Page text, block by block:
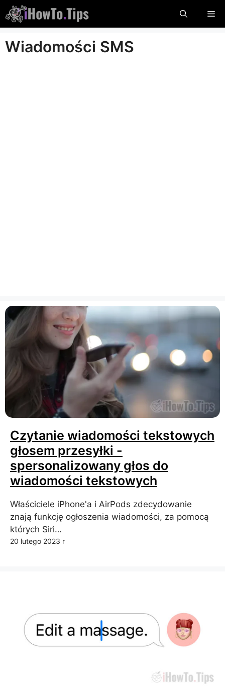
Przejdź
do
treści
Wiadomości SMS
Czytanie wiadomości tekstowych
głosem przesyłki -
spersonalizowany głos do
wiadomości tekstowych
Właściciele iPhone'a i AirPods zdecydowanie
znają funkcję ogłoszenia wiadomości, za pomocą
których Siri…
20 lutego 2023 r